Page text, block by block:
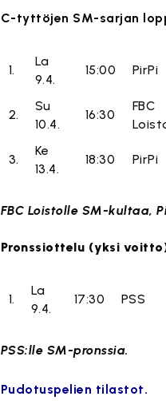
C-tyttöjen SM-sarjan
1.
La
9.4.
15:00 PirPi
2.
Su
10.4.
16:30
FBC
3.
Ke
13.4.
18:30 PirPi
FBC Loistolle SM-kultaa,
Pronssiottelu (yksi
1.
La
9.4.
17:30 PSS
PSS:lle SM-pronssia.
Pudotuspelien tilastot.